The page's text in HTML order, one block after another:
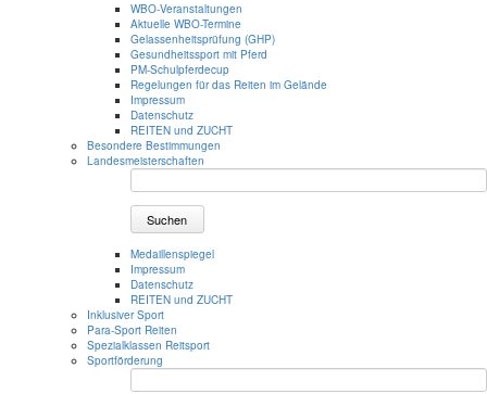
WBO-Veranstaltungen
Aktuelle WBO-Termine
Gelassenheitsprüfung (GHP)
Gesundheitssport mit Pferd
PM-Schulpferdecup
Regelungen für das Reiten im Gelände
Impressum
Datenschutz
REITEN und ZUCHT
Besondere Bestimmungen
Landesmeisterschaften
Suchen
Medaillenspiegel
Impressum
Datenschutz
REITEN und ZUCHT
Inklusiver Sport
Para-Sport Reiten
Spezialklassen Reitsport
Sportförderung